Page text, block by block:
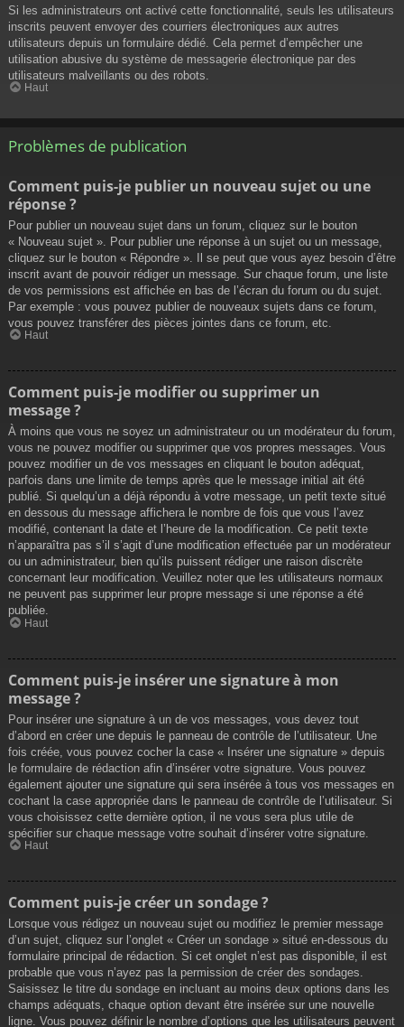
Si les administrateurs ont activé cette fonctionnalité, seuls les utilisateurs
inscrits peuvent envoyer des courriers électroniques aux autres
utilisateurs depuis un formulaire dédié. Cela permet d’empêcher une
utilisation abusive du système de messagerie électronique par des
utilisateurs malveillants ou des robots.
Haut
Problèmes de publication
Comment puis-je publier un nouveau sujet ou une
réponse ?
Pour publier un nouveau sujet dans un forum, cliquez sur le bouton
« Nouveau sujet ». Pour publier une réponse à un sujet ou un message,
cliquez sur le bouton « Répondre ». Il se peut que vous ayez besoin d’être
inscrit avant de pouvoir rédiger un message. Sur chaque forum, une liste
de vos permissions est affichée en bas de l’écran du forum ou du sujet.
Par exemple : vous pouvez publier de nouveaux sujets dans ce forum,
vous pouvez transférer des pièces jointes dans ce forum, etc.
Haut
Comment puis-je modifier ou supprimer un
message ?
À moins que vous ne soyez un administrateur ou un modérateur du forum,
vous ne pouvez modifier ou supprimer que vos propres messages. Vous
pouvez modifier un de vos messages en cliquant le bouton adéquat,
parfois dans une limite de temps après que le message initial ait été
publié. Si quelqu’un a déjà répondu à votre message, un petit texte situé
en dessous du message affichera le nombre de fois que vous l’avez
modifié, contenant la date et l’heure de la modification. Ce petit texte
n’apparaîtra pas s’il s’agit d’une modification effectuée par un modérateur
ou un administrateur, bien qu’ils puissent rédiger une raison discrète
concernant leur modification. Veuillez noter que les utilisateurs normaux
ne peuvent pas supprimer leur propre message si une réponse a été
publiée.
Haut
Comment puis-je insérer une signature à mon
message ?
Pour insérer une signature à un de vos messages, vous devez tout
d’abord en créer une depuis le panneau de contrôle de l’utilisateur. Une
fois créée, vous pouvez cocher la case « Insérer une signature » depuis
le formulaire de rédaction afin d’insérer votre signature. Vous pouvez
également ajouter une signature qui sera insérée à tous vos messages en
cochant la case appropriée dans le panneau de contrôle de l’utilisateur. Si
vous choisissez cette dernière option, il ne vous sera plus utile de
spécifier sur chaque message votre souhait d’insérer votre signature.
Haut
Comment puis-je créer un sondage ?
Lorsque vous rédigez un nouveau sujet ou modifiez le premier message
d’un sujet, cliquez sur l’onglet « Créer un sondage » situé en-dessous du
formulaire principal de rédaction. Si cet onglet n’est pas disponible, il est
probable que vous n’ayez pas la permission de créer des sondages.
Saisissez le titre du sondage en incluant au moins deux options dans les
champs adéquats, chaque option devant être insérée sur une nouvelle
ligne. Vous pouvez définir le nombre d’options que les utilisateurs peuvent